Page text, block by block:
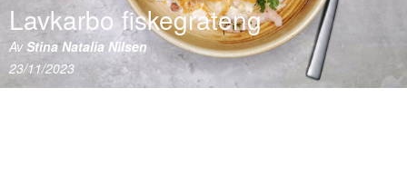
Lavkarbo fiskegrateng
AvStina Natalia Nilsen
23/11/2023